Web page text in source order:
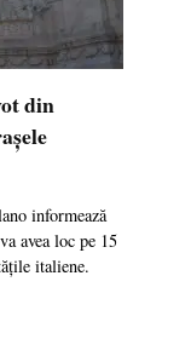
din
informează
avea loc pe 15
italiene.